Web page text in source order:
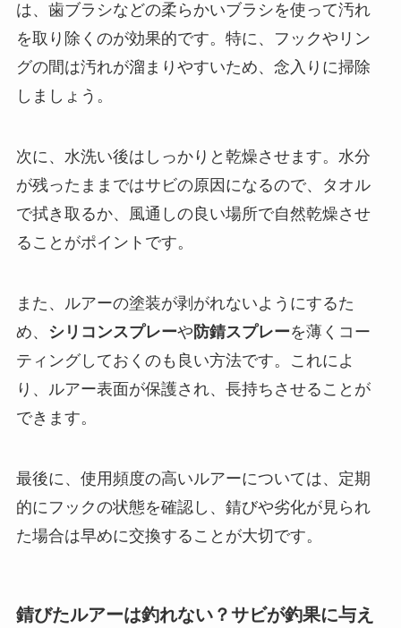
は、歯ブラシなどの柔らかいブラシを使って汚れ
を取り除くのが効果的です。特に、フックやリン
グの間は汚れが溜まりやすいため、念入りに掃除
しましょう。
次に、水洗い後はしっかりと乾燥させます。水分
が残ったままではサビの原因になるので、タオル
で拭き取るか、風通しの良い場所で自然乾燥させ
ることがポイントです。
また、ルアーの塗装が剥がれないようにするた
め、
シリコンスプレーや 防錆スプレーを薄くコー
ティングしておくのも良い方法です。これによ
り、ルアー表面が保護され、長持ちさせることが
できます。
最後に、使用頻度の高いルアーについては、定期
的にフックの状態を確認し、錆びや劣化が見られ
た場合は早めに交換することが大切です。
錆びたルアーは釣れない？サビが釣果に与え